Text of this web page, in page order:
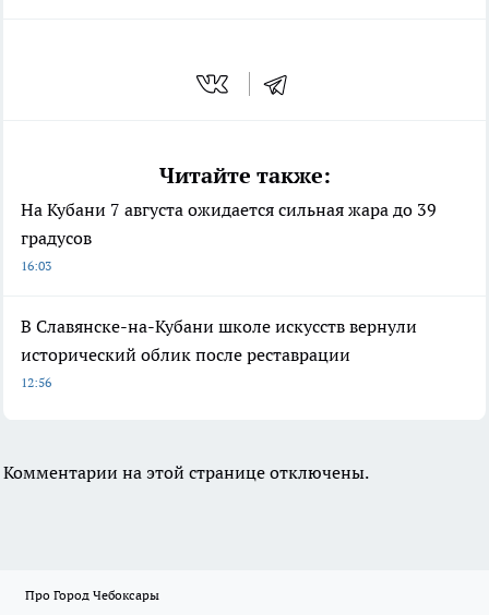
Читайте также:
На Кубани 7 августа ожидается сильная жара до 39
градусов
16:03
В Славянске-на-Кубани школе искусств вернули
исторический облик после реставрации
12:56
Комментарии на этой странице отключены.
Про Город Чебоксары